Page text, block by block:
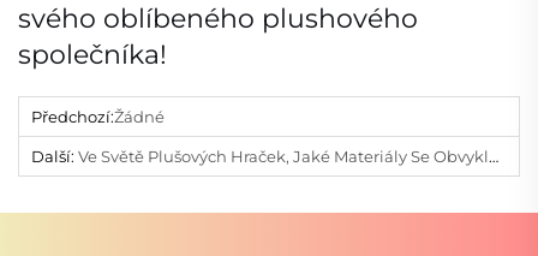
svého oblíbeného plushového
společníka!
Předchozí:Žádné
Další: Ve Světě Plušových Hraček, Jaké Materiály Se Obvykle Používají Pro Povrch Plušových Hraček?